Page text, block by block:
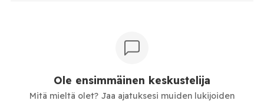
Ole ensimmäinen keskustelija
Mitä mieltä olet? Jaa ajatuksesi muiden lukijoiden